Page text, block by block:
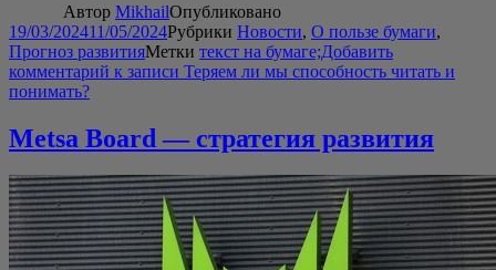
Автор MikhailОпубликовано
19/03/202411/05/2024Рубрики Новости, О пользе бумаги,
Прогноз развитияМетки текст на бумаге;Добавить
комментарий к записи Теряем ли мы способность читать и
понимать?
Metsa Board — стратегия развития